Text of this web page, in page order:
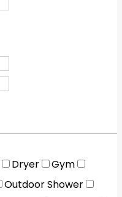
Dryer
Gym
Outdoor Shower